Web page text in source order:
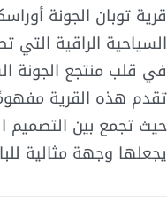
قرية توبان الجونة
السياحية الراقية
في قلب منتجع الجونة
تقدم هذه القرية
حيث تجمع بين التصميم
يجعلها وجهة مثالية